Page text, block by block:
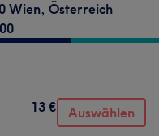
Wien, Österreich
13 € Auswählen